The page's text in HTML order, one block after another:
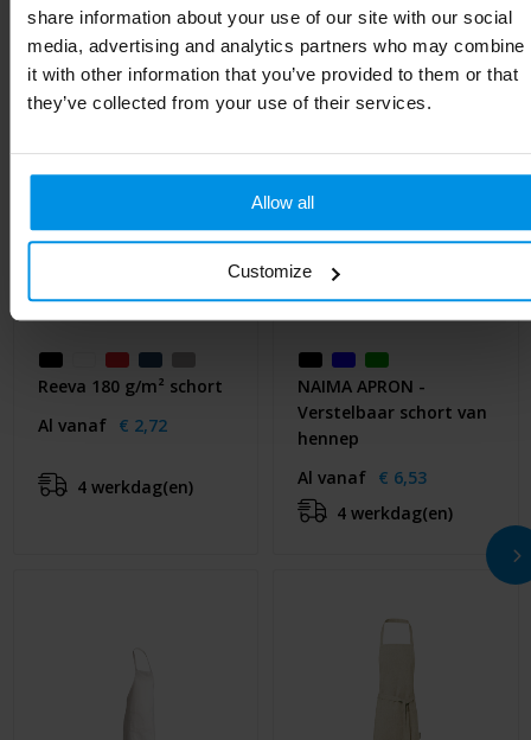
share information about your use of our site with our social
media, advertising and analytics partners who may combine
it with other information that you’ve provided to them or that
they’ve collected from your use of their services.
Allow all
Customize
Reeva 180 g/m² schort
Al vanaf € 2,72
4 werkdag(en)
NAIMA APRON -
Verstelbaar schort van
hennep
Al vanaf € 6,53
4 werkdag(en)